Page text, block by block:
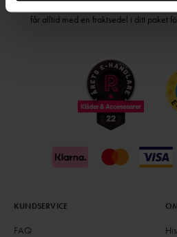
får alltid med en fraktsedel i ditt paket
KUNDSERVICE
FAQ